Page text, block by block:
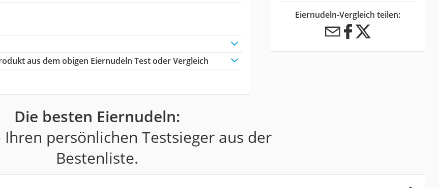
aus dem obigen Eiernudeln Test oder Vergleich
Eiernudeln-Vergleich teilen:
Die besten Eiernudeln:
Ihren persönlichen Testsieger aus der
Bestenliste.